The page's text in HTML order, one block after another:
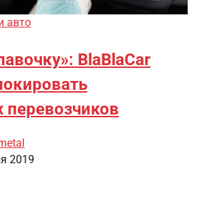
авто
BlaBlaCar
перевозчиков
2019